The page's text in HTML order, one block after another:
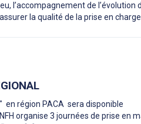
l’accompagnement de l’évolution
la qualité de la prise en charge
en région PACA sera disponible
organise 3 journées de prise en